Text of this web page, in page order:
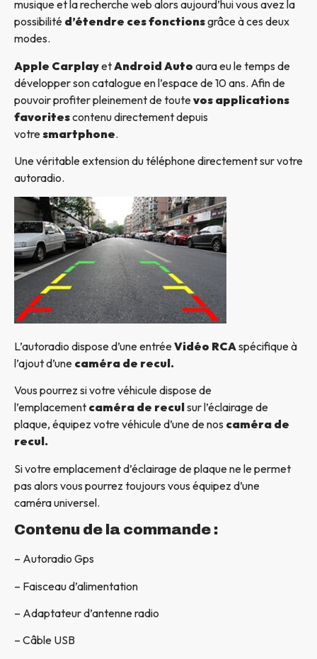
musique et la recherche web alors aujourd’hui vous avez la
possibilité d’étendre ces fonctionsgrâce à ces deux
modes.
Apple CarplayetAndroid Auto aura eu le temps de
développer son catalogue en l’espace de 10 ans. Afin de
pouvoir profiter pleinement de toutevos applications
favoritescontenu directement depuis
votresmartphone.
Une véritable extension du téléphone directement sur votre
autoradio.
L’autoradio dispose d’une entréeVidéo RCAspécifique à
l’ajout d’une caméra de recul.
Vous pourrez si votre véhicule dispose de
l’emplacement caméra de reculsur l’éclairage de
plaque, équipez votre véhicule d’une de nos caméra de
recul.
Si votre emplacement d’éclairage de plaque ne le permet
pas alors vous pourrez toujours vous équipez d’une
caméra universel.
Contenu de la commande :
– Autoradio Gps
– Faisceau d’alimentation
– Adaptateur d’antenne radio
– Câble USB